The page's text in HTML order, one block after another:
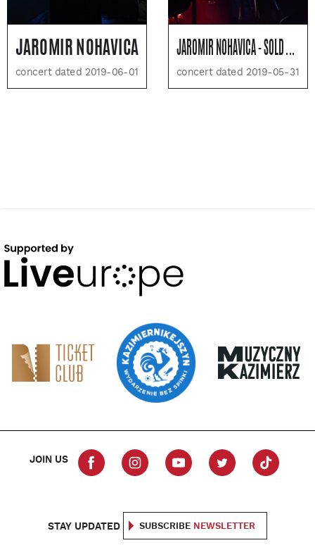
JAROMIR NOHAVICA
concert dated 2019-06-01
JAROMIR NOHAVICA - SOLD OUT
concert dated 2019-05-31
JOIN US
STAY UPDATED SUBSCRIBE NEWSLETTER